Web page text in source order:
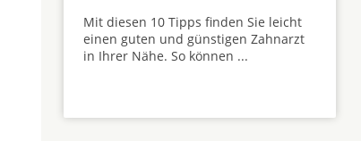
Mit diesen 10 Tipps finden Sie leicht
einen guten und günstigen Zahnarzt
in Ihrer Nähe. So können ...